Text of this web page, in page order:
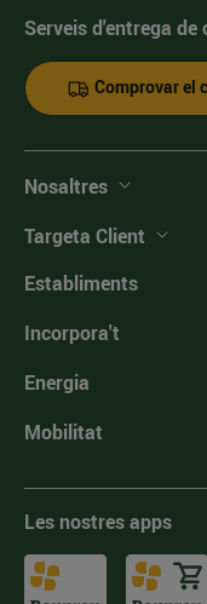
Serveis d'entrega
Comprovar el
Nosaltres
Targeta Client
Establiments
Incorpora't
Energia
Mobilitat
Les nostres apps